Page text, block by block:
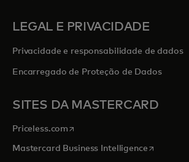
LEGAL E PRIVACIDADE
Privacidade e responsabilidade de dados
Encarregado de Proteção de Dados
SITES DA MASTERCARD
Priceless.com abre em uma nova guia
Mastercard Business Intelligenceabre em